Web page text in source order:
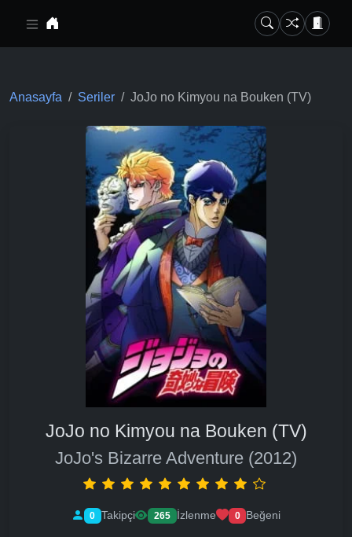
Anasayfa Seriler JoJo no Kimyou na Bouken (TV)
JoJo no Kimyou na Bouken (TV)
JoJo's Bizarre Adventure (2012)
0 Takipçi 265 İzlenme 0 Beğeni